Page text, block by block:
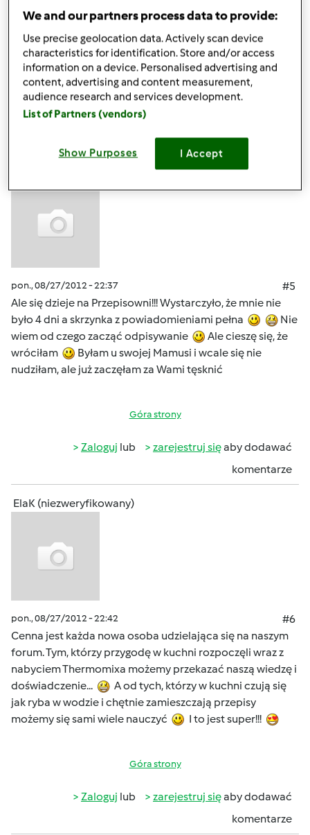
pon., 08/27/2012 - 07:26
Mixi!
Góra strony
Zalogujlub
komentarze
pon., 08/27/2012 - 22:37
#5
Ale się dzieje na Przepisowni!!! Wystarczyło, że mnie nie
było 4 dni a skrzynka z powiadomieniami pełna
Nie
wiem od czego zacząć odpisywanie
Ale cieszę się, że
wróciłam
Byłam u swojej Mamusi i wcale się nie
nudziłam, ale już zaczęłam za Wami tęsknić
Góra strony
Zaloguj lub zarejestruj sięaby dodawać
komentarze
ElaK (niezweryfikowany)
pon., 08/27/2012 - 22:42
#6
Cenna jest każda nowa osoba udzielająca się na naszym
forum. Tym, którzy przygodę w kuchni rozpoczęli wraz z
nabyciem Thermomixa możemy przekazać naszą wiedzę i
doświadczenie...
A od tych, którzy w kuchni czują się
jak ryba w wodzie i chętnie zamieszczają przepisy
możemy się sami wiele nauczyć
I to jest super!!!
Góra strony
Zaloguj lub zarejestruj sięaby dodawać
komentarze
We and our partners process data to provide:
Use precise geolocation data. Actively scan device
characteristics for identification. Store and/or access
information on a device. Personalised advertising and
content, advertising and content measurement,
audience research and services development.
List of Partners (vendors)
Show Purposes I Accept